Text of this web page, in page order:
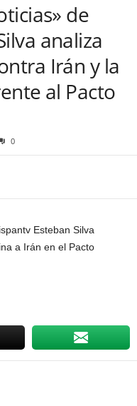
de
analiza
Irán y la
al Pacto
0
Esteban Silva
a Irán en el Pacto